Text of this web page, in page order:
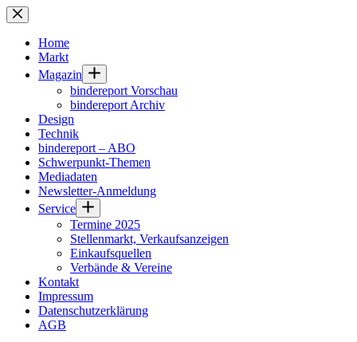
Zum
Inhalt
springenHome
Markt
Magazin
bindereport Vorschau
bindereport Archiv
Design
Technik
bindereport – ABO
Schwerpunkt-Themen
Mediadaten
Newsletter-Anmeldung
Service
Termine 2025
Stellenmarkt, Verkaufsanzeigen
Einkaufsquellen
Verbände & Vereine
Kontakt
Impressum
Datenschutzerklärung
AGB